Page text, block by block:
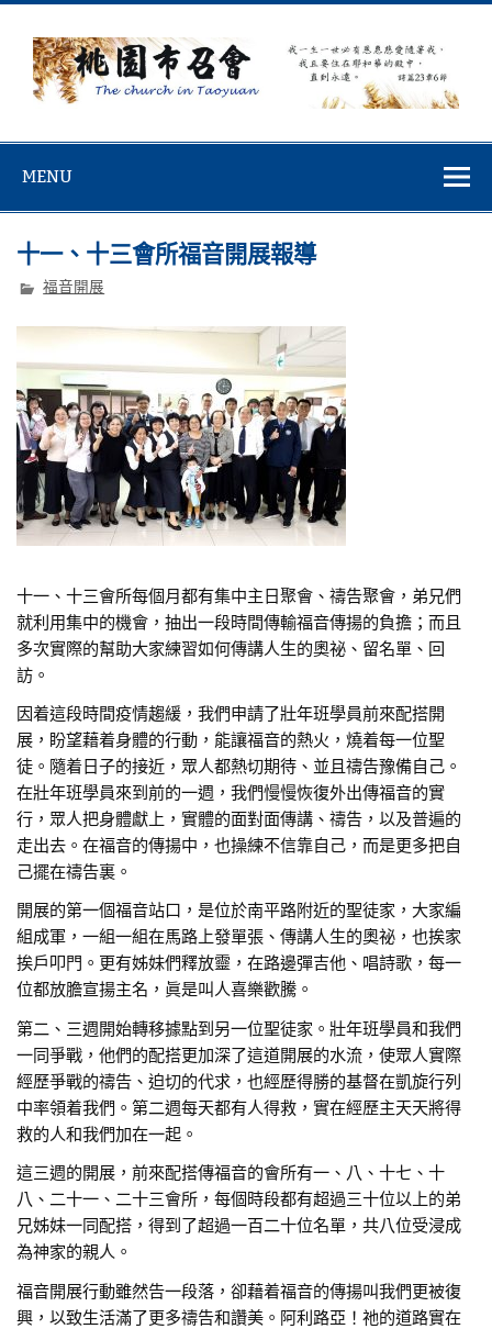
Skip
content
MENU
十一、十三會所福音開展報導
福音開展
十一、十三會所每個月都有集中主日聚會、禱告聚會，弟兄們
就利用集中的機會，抽出一段時間傳輸福音傳揚的負擔；而且
多次實際的幫助大家練習如何傳講人生的奧祕、留名單、回
訪。
因着這段時間疫情趨緩，我們申請了壯年班學員前來配搭開
展，盼望藉着身體的行動，能讓福音的熱火，燒着每一位聖
徒。隨着日子的接近，眾人都熱切期待、並且禱告豫備自己。
在壯年班學員來到前的一週，我們慢慢恢復外出傳福音的實
行，眾人把身體獻上，實體的面對面傳講、禱告，以及普遍的
走出去。在福音的傳揚中，也操練不信靠自己，而是更多把自
己擺在禱告裏。
開展的第一個福音站口，是位於南平路附近的聖徒家，大家編
組成軍，一組一組在馬路上發單張、傳講人生的奧祕，也挨家
挨戶叩門。更有姊妹們釋放靈，在路邊彈吉他、唱詩歌，每一
位都放膽宣揚主名，眞是叫人喜樂歡騰。
第二、三週開始轉移據點到另一位聖徒家。壯年班學員和我們
一同爭戰，他們的配搭更加深了這道開展的水流，使眾人實際
經歷爭戰的禱告、迫切的代求，也經歷得勝的基督在凱旋行列
中率領着我們。第二週每天都有人得救，實在經歷主天天將得
救的人和我們加在一起。
這三週的開展，前來配搭傳福音的會所有一、八、十七、十
八、二十一、二十三會所，每個時段都有超過三十位以上的弟
兄姊妹一同配搭，得到了超過一百二十位名單，共八位受浸成
為神家的親人。
福音開展行動雖然告一段落，卻藉着福音的傳揚叫我們更被復
興，以致生活滿了更多禱告和讚美。阿利路亞！祂的道路實在